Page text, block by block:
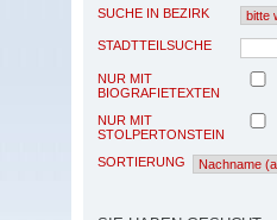
SUCHE IN BEZIRK
STADTTEILSUCHE
NUR MIT
BIOGRAFIETEXTEN
NUR MIT
STOLPERTONSTEIN
SORTIERUNG